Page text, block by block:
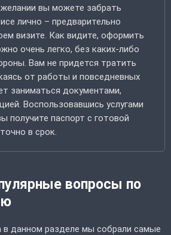
вы можете забрать
лично – предварительно
визите. Как видите, оформить
очень легко, без каких-либо
Вам не придется тратить
от работы и повседневных
заниматься документами,
Воспользовавшись услугами
получите паспорт с готовой
в срок.
вопросы по
в данном разделе мы собрали самые